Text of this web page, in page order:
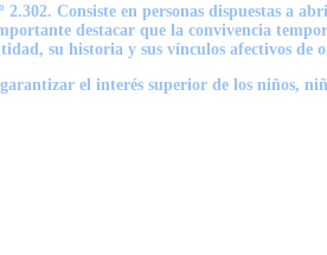
Consiste en personas dispuestas a
destacar que la convivencia
su historia y sus vínculos afectivos de
el interés superior de los niños,